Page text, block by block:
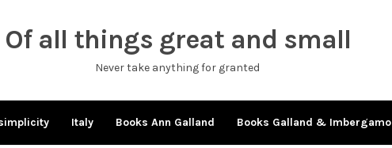
Of all things great and small
Never take anything for granted
Italy Books Ann Galland Books Galland & Imbergamo